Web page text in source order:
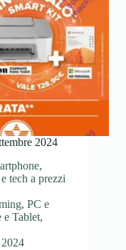
2024
tech a prezzi
, PC e
e Tablet,